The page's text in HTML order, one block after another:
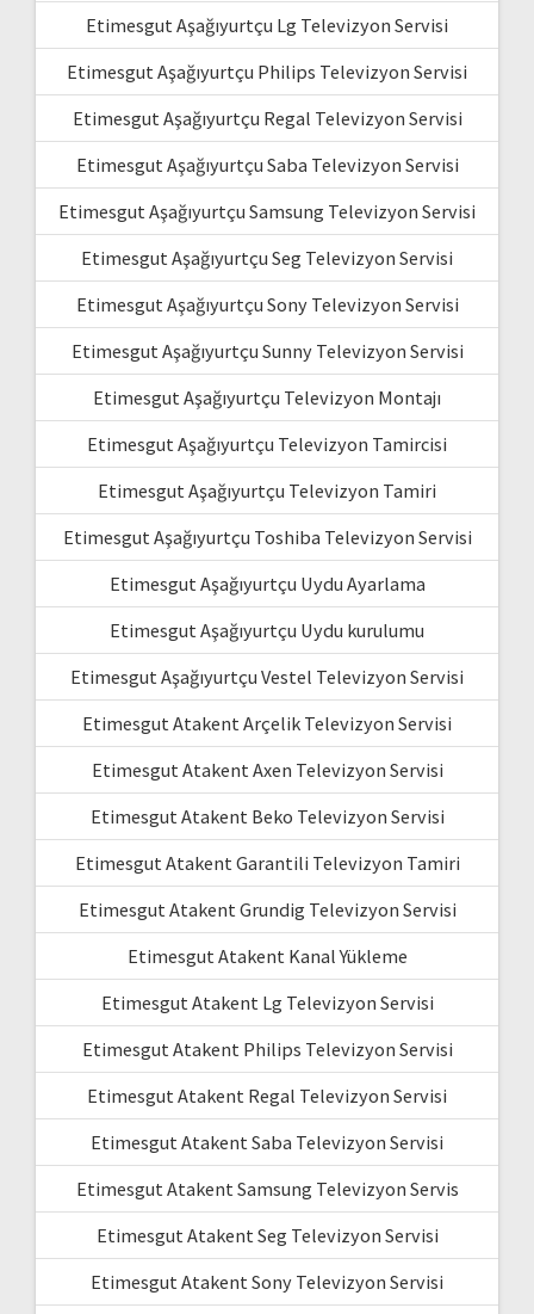
Etimesgut Aşağıyurtçu Lg Televizyon Servisi
Etimesgut Aşağıyurtçu Philips Televizyon Servisi
Etimesgut Aşağıyurtçu Regal Televizyon Servisi
Etimesgut Aşağıyurtçu Saba Televizyon Servisi
Etimesgut Aşağıyurtçu Samsung Televizyon Servisi
Etimesgut Aşağıyurtçu Seg Televizyon Servisi
Etimesgut Aşağıyurtçu Sony Televizyon Servisi
Etimesgut Aşağıyurtçu Sunny Televizyon Servisi
Etimesgut Aşağıyurtçu Televizyon Montajı
Etimesgut Aşağıyurtçu Televizyon Tamircisi
Etimesgut Aşağıyurtçu Televizyon Tamiri
Etimesgut Aşağıyurtçu Toshiba Televizyon Servisi
Etimesgut Aşağıyurtçu Uydu Ayarlama
Etimesgut Aşağıyurtçu Uydu kurulumu
Etimesgut Aşağıyurtçu Vestel Televizyon Servisi
Etimesgut Atakent Arçelik Televizyon Servisi
Etimesgut Atakent Axen Televizyon Servisi
Etimesgut Atakent Beko Televizyon Servisi
Etimesgut Atakent Garantili Televizyon Tamiri
Etimesgut Atakent Grundig Televizyon Servisi
Etimesgut Atakent Kanal Yükleme
Etimesgut Atakent Lg Televizyon Servisi
Etimesgut Atakent Philips Televizyon Servisi
Etimesgut Atakent Regal Televizyon Servisi
Etimesgut Atakent Saba Televizyon Servisi
Etimesgut Atakent Samsung Televizyon Servis
Etimesgut Atakent Seg Televizyon Servisi
Etimesgut Atakent Sony Televizyon Servisi